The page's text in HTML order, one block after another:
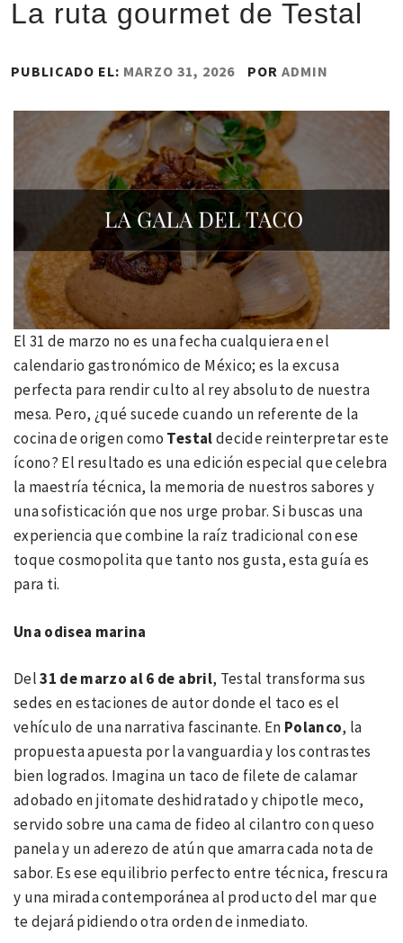
La ruta gourmet de Testal
PUBLICADO EL: MARZO 31, 2026 POR ADMIN
El 31 de marzo no es una fecha cualquiera en el
calendario gastronómico de México; es la excusa
perfecta para rendir culto al rey absoluto de nuestra
mesa. Pero, ¿qué sucede cuando un referente de la
cocina de origen como Testaldecide reinterpretar este
ícono? El resultado es una edición especial que celebra
la maestría técnica, la memoria de nuestros sabores y
una sofisticación que nos urge probar. Si buscas una
experiencia que combine la raíz tradicional con ese
toque cosmopolita que tanto nos gusta, esta guía es
para ti.
Una odisea marina
Del31 de marzo al 6 de abril, Testal transforma sus
sedes en estaciones de autor donde el taco es el
vehículo de una narrativa fascinante. En Polanco, la
propuesta apuesta por la vanguardia y los contrastes
bien logrados. Imagina un taco de filete de calamar
adobado en jitomate deshidratado y chipotle meco,
servido sobre una cama de fideo al cilantro con queso
panela y un aderezo de atún que amarra cada nota de
sabor. Es ese equilibrio perfecto entre técnica, frescura
y una mirada contemporánea al producto del mar que
te dejará pidiendo otra orden de inmediato.